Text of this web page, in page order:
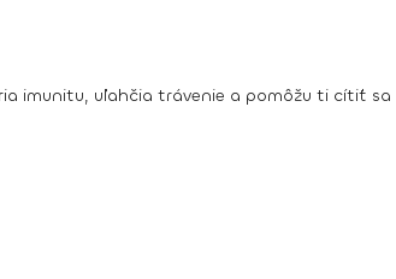
imunitu, uľahčia trávenie a pomôžu ti cítiť sa